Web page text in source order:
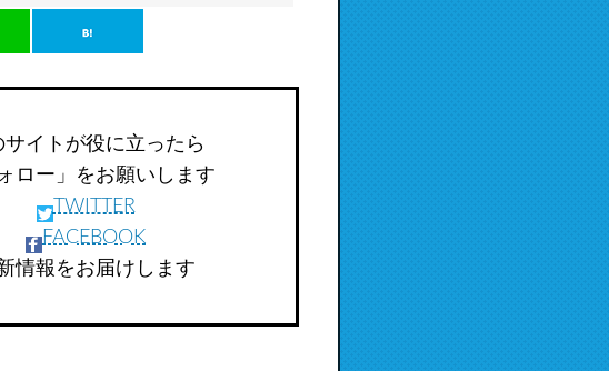
サイトが役に立ったら
ォロー」をお願いします
TWITTER
FACEBOOK
情報をお届けします